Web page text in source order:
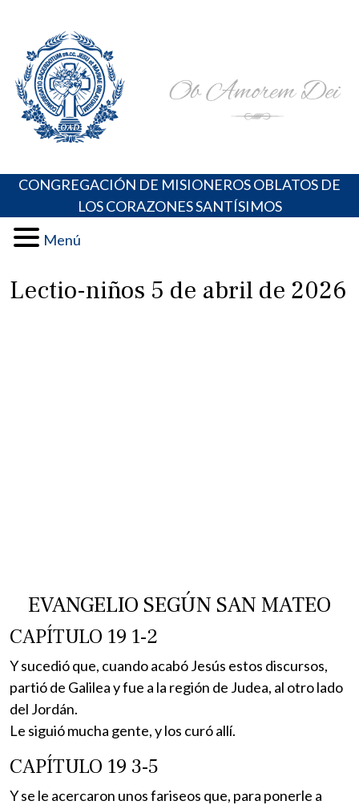
content
Portal de los Padres Oblatos. Advocaciones Marianas,
Oraciones, Música religiosa y más
CONGREGACIÓN DE MISIONEROS OBLATOS DE
LOS CORAZONES SANTÍSIMOS
Menú
Lectio-niños 5 de abril de 2026
EVANGELIO SEGÚN SAN MATEO
CAPÍTULO 19 1-2
Y sucedió que, cuando acabó Jesús estos discursos,
partió de Galilea y fue a la región de Judea, al otro lado
del Jordán.
Le siguió mucha gente, y los curó allí.
CAPÍTULO 19 3-5
Y se le acercaron unos fariseos que, para ponerle a